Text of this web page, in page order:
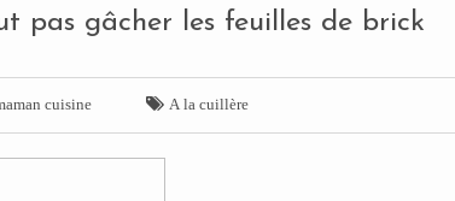
pas gâcher les feuilles de brick
cuisine  A la cuillère